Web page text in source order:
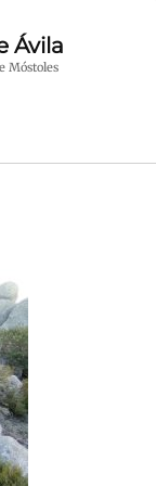
Ávila
Móstoles